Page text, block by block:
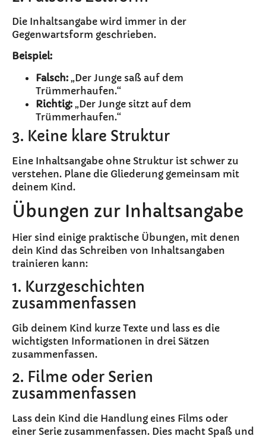
Die Inhaltsangabe wird immer in der
Gegenwartsform geschrieben.
Beispiel:
Falsch: „Der Junge saß auf dem
Trümmerhaufen.“
Richtig: „Der Junge sitzt auf dem
Trümmerhaufen.“
3. Keine klare Struktur
Eine Inhaltsangabe ohne Struktur ist schwer zu
verstehen. Plane die Gliederung gemeinsam mit
deinem Kind.
Übungen zur Inhaltsangabe
Hier sind einige praktische Übungen, mit denen
dein Kind das Schreiben von Inhaltsangaben
trainieren kann:
1. Kurzgeschichten
zusammenfassen
Gib deinem Kind kurze Texte und lass es die
wichtigsten Informationen in drei Sätzen
zusammenfassen.
2. Filme oder Serien
zusammenfassen
Lass dein Kind die Handlung eines Films oder
einer Serie zusammenfassen. Dies macht Spaß und